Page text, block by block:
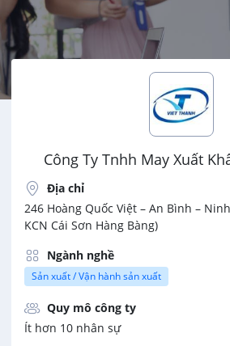
Công Ty Tnhh May Xuất
Địa chỉ
246 Hoàng Quốc Việt – An Bình –
KCN Cái Sơn Hàng Bàng)
Ngành nghề
Sản xuất / Vận hành sản xuất
Quy mô công ty
Ít hơn 10 nhân sự